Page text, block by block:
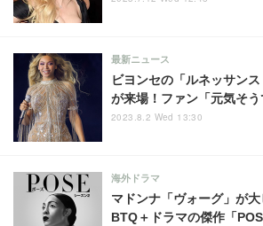
ビヨンセの「ルネッサン
が来場！ファン「元気そう
最新ニュース
2023.8.2 Wed 13:30
マドンナ「ヴォーグ」が
BTQ＋ドラマの傑作「
海外ドラマ